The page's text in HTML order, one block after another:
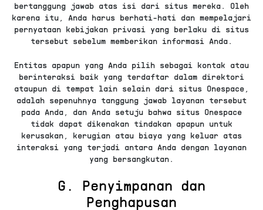
bertanggung jawab atas isi dari situs mereka. Oleh
karena itu, Anda harus berhati-hati dan mempelajari
pernyataan kebijakan privasi yang berlaku di situs
tersebut sebelum memberikan informasi Anda.
Entitas apapun yang Anda pilih sebagai kontak atau
berinteraksi baik yang terdaftar dalam direktori
ataupun di tempat lain selain dari situs Onespace,
adalah sepenuhnya tanggung jawab layanan tersebut
pada Anda, dan Anda setuju bahwa situs Onespace
tidak dapat dikenakan tindakan apapun untuk
kerusakan, kerugian atau biaya yang keluar atas
interaksi yang terjadi antara Anda dengan layanan
yang bersangkutan.
G. Penyimpanan dan
Penghapusan